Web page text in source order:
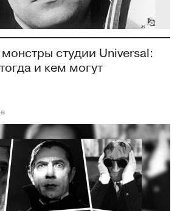
студии Universal:
и кем могут